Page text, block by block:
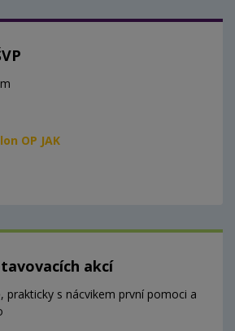
OP JAK
akcí
prakticky s nácvikem první pomoci a